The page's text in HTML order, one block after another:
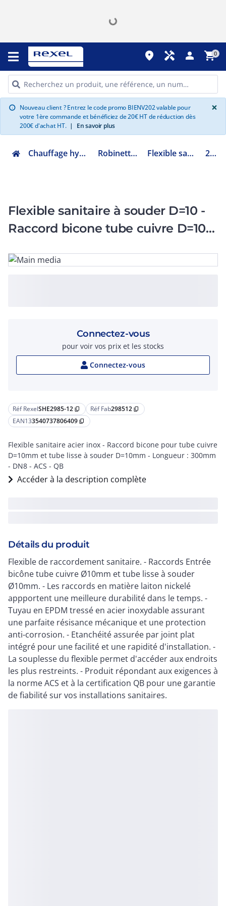
place handyman person shopping_cart0
info Nouveau client ? Entrez le code promo BIENV202 valable pour
votre 1ère commande et bénéficiez de 20€ HT de réduction dès
200€ d'achat HT. | En savoir plus
×
Chauffage hydraulique et plomberie Robinetterie de bâtiment Flexible sanitaire et chauffage 298512
Flexible sanitaire à souder D=10 -
Raccord bicone tube cuivre D=10 -
Réf RexelSHE2985-12 content_copy Réf Fab298512 content_copy
EAN133540737806409 content_copy
Flexible sanitaire acier inox - Raccord bicone pour tube cuivre
D=10mm et tube lisse à souder D=10mm - Longueur : 300mm
- DN8 - ACS - QB
Accéder à la description complète
Détails du produit
Flexible de raccordement sanitaire. - Raccords Entrée
bicône tube cuivre Ø10mm et tube lisse à souder
Ø10mm. - Les raccords en matière laiton nickelé
appportent une meilleure durabilité dans le temps. -
Tuyau en EPDM tressé en acier inoxydable assurant
une parfaite résisance mécanique et une protection
anti-corrosion. - Etanchéité assurée par joint plat
intégré pour une facilité et une rapidité d'installation. -
La souplesse du flexible permet d'accéder aux endroits
les plus restreints. - Produit répondant aux exigences à
la norme ACS et à la certification QB pour une garantie
de fiabilité sur vos installations sanitaires.
Connectez-vous
pour voir vos prix et les stocks
Connectez-vous